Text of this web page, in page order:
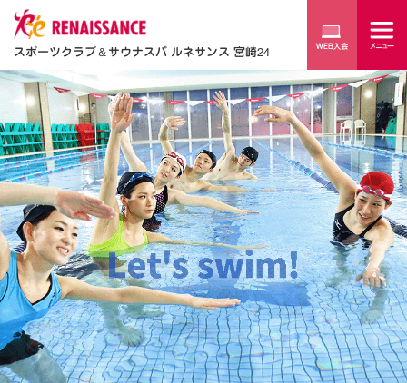
スポーツクラブ＆サウナスパ ルネサンス 宮崎24